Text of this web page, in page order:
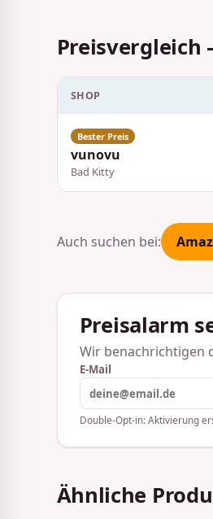
Preisvergleich
SHOP
vunovu
Bad Kitty
Auch suchen bei:
Preisalarm
Wir benachrichtigen
E-Mail
Double-Opt-in: Aktivierung
Ähnliche